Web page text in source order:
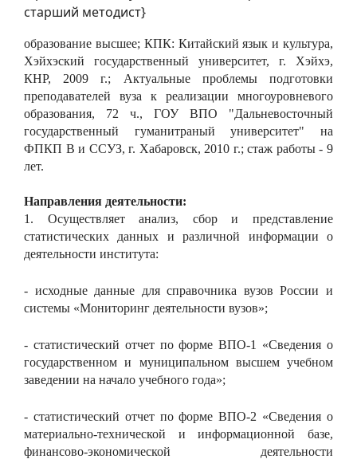
старший методист}
образование высшее; КПК: Китайский язык и культура,
Хэйхэский государственный университет, г. Хэйхэ,
КНР, 2009 г.; Актуальные проблемы подготовки
преподавателей вуза к реализации многоуровневого
образования, 72 ч., ГОУ ВПО "Дальневосточный
государственный гуманитраный университет" на
ФПКП В и ССУЗ, г. Хабаровск, 2010 г.; стаж работы - 9
лет.
Направления деятельности:
1. Осуществляет анализ, сбор и представление
статистических данных и различной информации о
деятельности института:
- исходные данные для справочника вузов России и
системы «Мониторинг деятельности вузов»;
- статистический отчет по форме ВПО-1 «Сведения о
государственном и муниципальном высшем учебном
заведении на начало учебного года»;
- статистический отчет по форме ВПО-2 «Сведения о
материально-технической и информационной базе,
финансово-экономической деятельности